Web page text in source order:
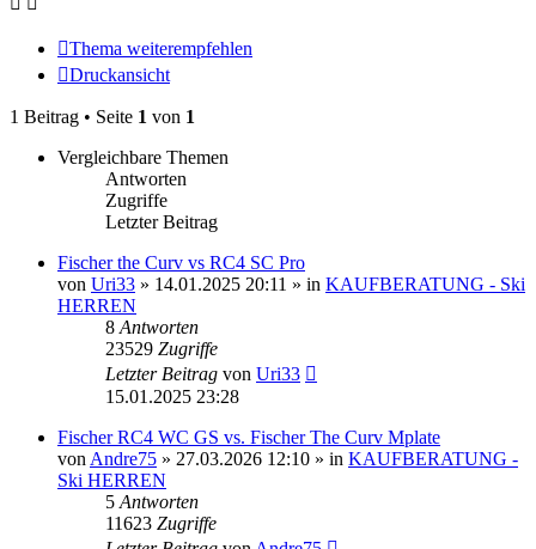
Thema weiterempfehlen
Druckansicht
1 Beitrag • Seite 1 von 1
Vergleichbare Themen
Antworten
Zugriffe
Letzter Beitrag
Fischer the Curv vs RC4 SC Pro
von Uri33 » 14.01.2025 20:11 » in KAUFBERATUNG - Ski
HERREN
8 Antworten
23529 Zugriffe
Letzter Beitrag von Uri33
15.01.2025 23:28
Fischer RC4 WC GS vs. Fischer The Curv Mplate
von Andre75 » 27.03.2026 12:10 » in KAUFBERATUNG -
Ski HERREN
5 Antworten
11623 Zugriffe